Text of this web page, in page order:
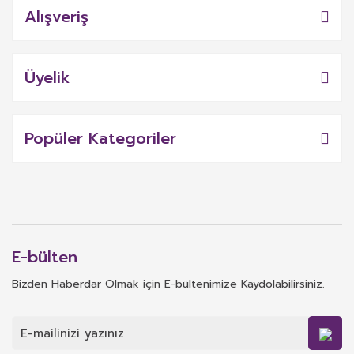
Alışveriş
Üyelik
Popüler Kategoriler
E-bülten
Bizden Haberdar Olmak için E-bültenimize Kaydolabilirsiniz.